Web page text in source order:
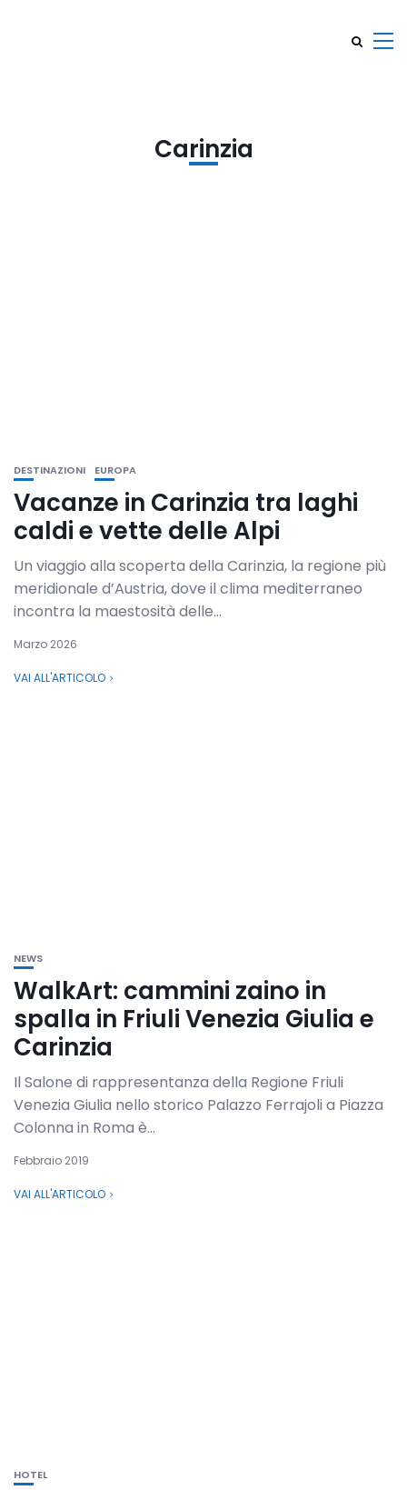
Carinzia
DESTINAZIONI EUROPA
Vacanze in Carinzia tra laghi
caldi e vette delle Alpi
Un viaggio alla scoperta della Carinzia, la regione più
meridionale d’Austria, dove il clima mediterraneo
incontra la maestosità delle...
Marzo 2026
VAI ALL'ARTICOLO
NEWS
WalkArt: cammini zaino in
spalla in Friuli Venezia Giulia e
Carinzia
Il Salone di rappresentanza della Regione Friuli
Venezia Giulia nello storico Palazzo Ferrajoli a Piazza
Colonna in Roma è...
Febbraio 2019
VAI ALL'ARTICOLO
HOTEL